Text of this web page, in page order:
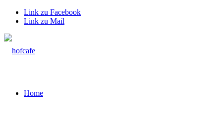
Link zu Facebook
Link zu Mail
Home